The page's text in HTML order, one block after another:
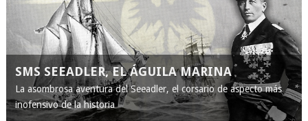
SMS SEEADLER, EL ÁGUILA MARINA
La asombrosa aventura del Seeadler, el corsario de aspecto más
inofensivo de la historia